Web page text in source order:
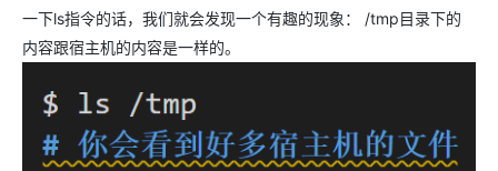
一下ls指令的话，我们就会发现一个有趣的现象： /tmp目录下的
内容跟宿主机的内容是一样的。